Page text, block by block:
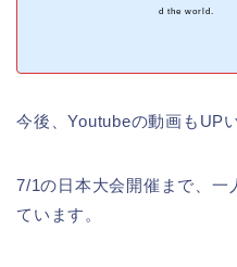
d the world.
今後、Youtubeの動画もUP
7/1の日本大会開催まで、一
ています。